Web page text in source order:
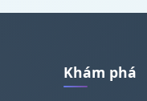
Khám phá